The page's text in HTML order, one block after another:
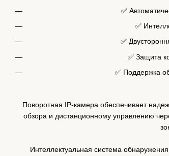
✅
✅
✅
✅ Защита
✅ Поддержка
Поворотная IP-камера обеспечивает
обзора и дистанционному управлению
Интеллектуальная система